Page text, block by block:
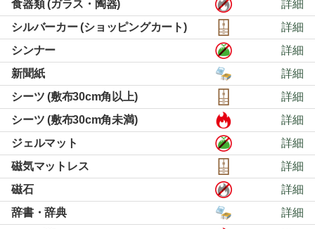
食器類 (ガラス・陶器)
詳細
シルバーカー (ショッピングカート)
詳細
シンナー
詳細
新聞紙
詳細
シーツ (敷布30cm角以上)
詳細
シーツ (敷布30cm角未満)
詳細
ジェルマット
詳細
磁気マットレス
詳細
磁石
詳細
辞書・辞典
詳細